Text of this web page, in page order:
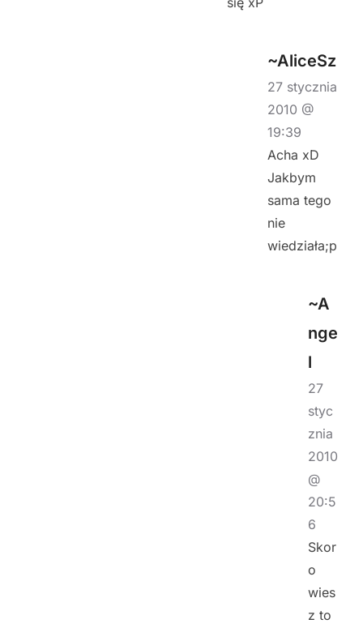
~AliceSz
27 stycznia
2010 @
19:39
Acha xD
Jakbym
sama tego
nie
wiedziała;p
~A
nge
l
27
styc
znia
2010
@
20:5
6
Skor
o
wies
z to